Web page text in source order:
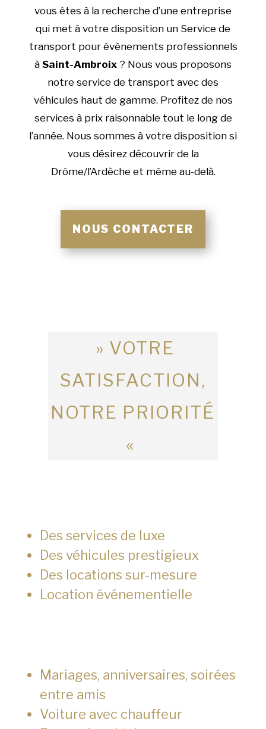
vous êtes à la recherche d’une entreprise
qui met à votre disposition un Service de
transport pour évènements professionnels
à Saint-Ambroix ? Nous vous proposons
notre service de transport avec des
véhicules haut de gamme. Profitez de nos
services à prix raisonnable tout le long de
l’année. Nous sommes à votre disposition si
vous désirez découvrir de la
Drôme/l’Ardèche et même au-delà.
NOUS CONTACTER
» VOTRE
SATISFACTION,
NOTRE PRIORITÉ
«
Des services de luxe
Des véhicules prestigieux
Des locations sur-mesure
Location événementielle
Mariages, anniversaires, soirées
entre amis
Voiture avec chauffeur